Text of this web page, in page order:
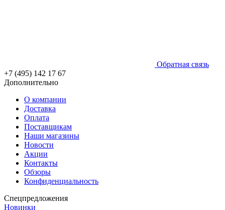
Обратная связь
+7 (495) 142 17 67
Дополнительно
О компании
Доставка
Оплата
Поставщикам
Наши магазины
Новости
Акции
Контакты
Обзоры
Конфиденциальность
Спецпредложения
Новинки